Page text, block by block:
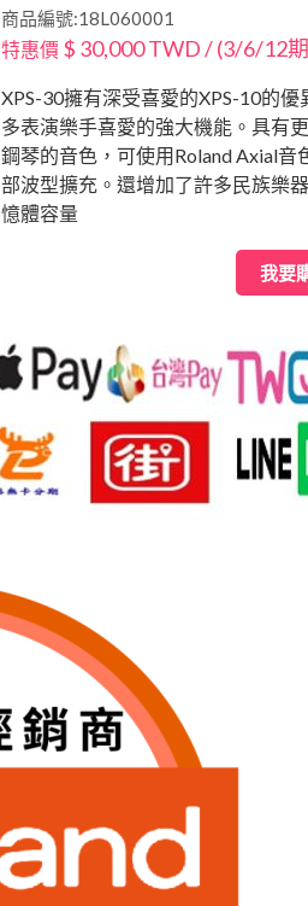
商品編號:18L060001
特惠價 $ 30,000 TWD / (3/6/12
XPS-30擁有深受喜愛的XPS-10的
多表演樂手喜愛的強大機能。具有
鋼琴的音色，可使用Roland Axial音
部波型擴充。還增加了許多民族樂
憶體容量
我要